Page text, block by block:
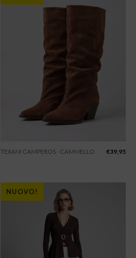
TEXANI CAMPEROS - CAMMELLO €39,95
NUOVO!